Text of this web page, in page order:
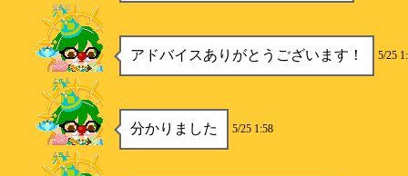
ゆきの
アドバイスありがとうございます！ 5/25
とーま
分かりました 5/25 1:58
とーま